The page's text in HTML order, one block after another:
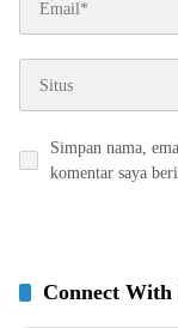
Simpan nama,
komentar saya
Connect With